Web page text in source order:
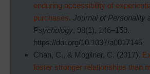
enduring accessibility of
purchases. Journal of Personality
Psychology, 98(1), 146–159.
https://doi.org/10.1037/a0017145
Chan, C., & Mogilner, C. (2017).
foster stronger relationships than